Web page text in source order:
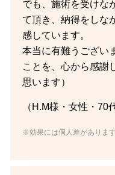
でも、施術を受けな
て頂き、納得をしな
感しています。
本当に有難うござい
ことを、心から感謝
思います）
（H.M様・女性・70
※効果には個人差があります